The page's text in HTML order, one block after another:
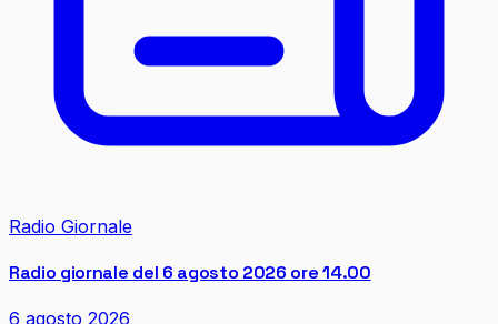
Radio Giornale
Radio giornale del 6 agosto 2026 ore 14.00
6 agosto 2026